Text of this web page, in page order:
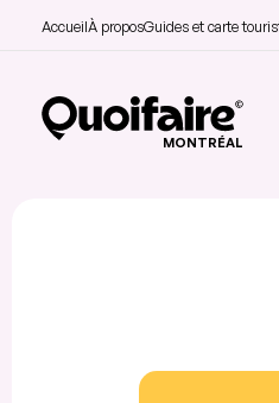
AccueilÀ proposGuides et carte
MONTRÉAL